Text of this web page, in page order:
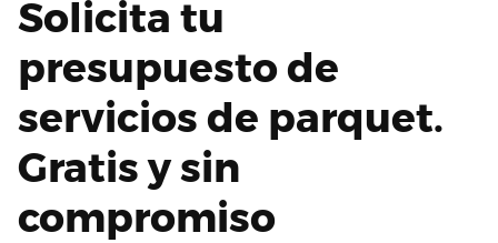
Solicita tu
presupuesto de
servicios de parquet.
Gratis y sin
compromiso